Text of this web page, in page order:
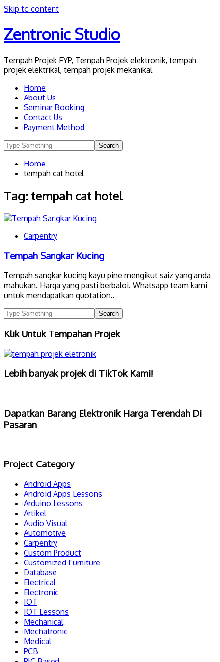
Skip to content
Zentronic Studio
Tempah Projek FYP, Tempah Projek elektronik, tempah
projek elektrikal, tempah projek mekanikal
Home
About Us
Seminar Booking
Contact Us
Payment Method
Home
tempah cat hotel
Tag: tempah cat hotel
Carpentry
Tempah Sangkar Kucing
Tempah sangkar kucing kayu pine mengikut saiz yang anda
mahukan. Harga yang pasti berbaloi. Whatsapp team kami
untuk mendapatkan quotation..
Klik Untuk Tempahan Projek
Lebih banyak projek di TikTok Kami!
Dapatkan Barang Elektronik Harga Terendah Di
Pasaran
Project Category
Android Apps
Android Apps Lessons
Arduino Lessons
Artikel
Audio Visual
Automotive
Carpentry
Custom Product
Customized Furniture
Database
Electrical
Electronic
IOT
IOT Lessons
Mechanical
Mechatronic
Medical
PCB